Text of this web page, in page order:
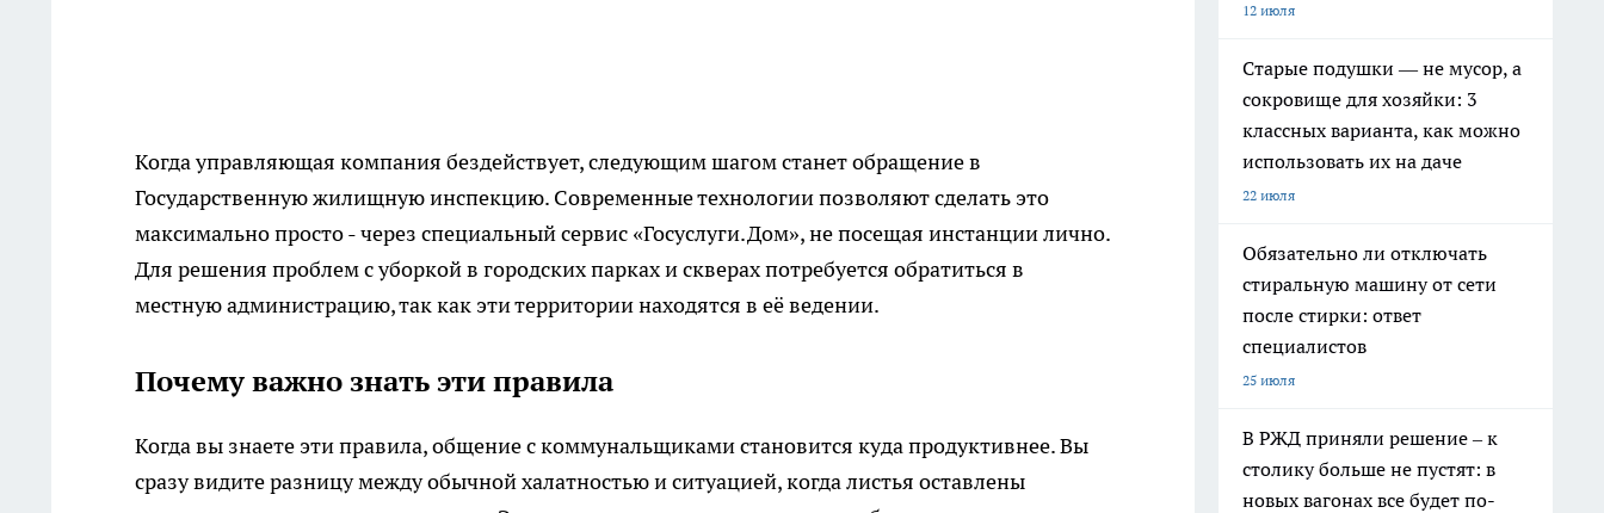
Когда управляющая компания бездействует, следующим шагом станет обращение в
Государственную жилищную инспекцию. Современные технологии позволяют сделать это
максимально просто - через специальный сервис «Госуслуги.Дом», не посещая инстанции лично.
Для решения проблем с уборкой в городских парках и скверах потребуется обратиться в
местную администрацию, так как эти территории находятся в её ведении.
Почему важно знать эти правила
Когда вы знаете эти правила, общение с коммунальщиками становится куда продуктивнее. Вы
сразу видите разницу между обычной халатностью и ситуацией, когда листья оставлены
12 июля
Старые подушки — не мусор, а
сокровище для хозяйки: 3
классных варианта, как можно
использовать их на даче
22 июля
Обязательно ли отключать
стиральную машину от сети
после стирки: ответ
специалистов
25 июля
В РЖД приняли решение – к
столику больше не пустят: в
новых вагонах все будет по-